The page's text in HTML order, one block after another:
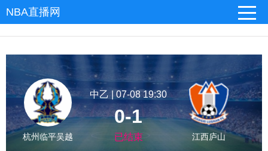
NBA直播网
杭州临平吴越
中乙 | 07-08 19:30
0-1
已结束 江西庐山